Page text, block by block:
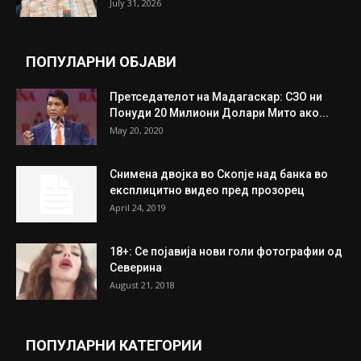
July 31, 2026
ПОПУЛАРНИ ОБЈАВИ
Претседателот на Мадагаскар: СЗО ни
Понуди 20 Милиони Долари Мито ако...
May 20, 2020
Снимена двојка во Скопје над банка во
експлицитно видео пред прозорец
April 24, 2019
18+: Се појавија нови голи фотографии од
Северина
August 21, 2018
ПОПУЛАРНИ КАТЕГОРИИ